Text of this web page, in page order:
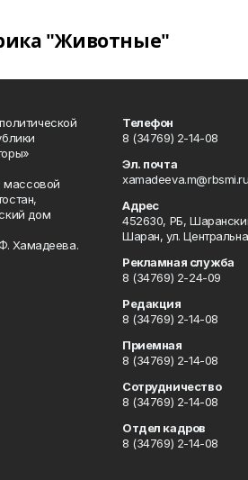
"Животные"
массовой
дом
Хамадеева.
Телефон
8 (34769) 2-14-08
Эл. почта
xamadeeva.m@rbsmi.ru
Адрес
452630, РБ,
Шаран, ул.
Рекламная служба
8 (34769) 2-24-09
Редакция
8 (34769) 2-14-08
Приемная
8 (34769) 2-14-08
Сотрудничество
8 (34769) 2-14-08
Отдел кадров
8 (34769) 2-14-08